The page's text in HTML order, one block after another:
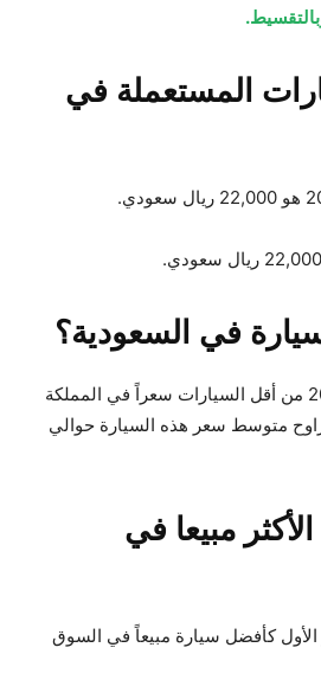
المستعملة في
في السعودية؟
تعتبر شانجان سيفين 2023 من أقل السيارات سعراً في المملكة
متوسط ​​سعر هذه السيارة حوالي
مبيعا في
الأول كأفضل سيارة مبيعاً في السوق